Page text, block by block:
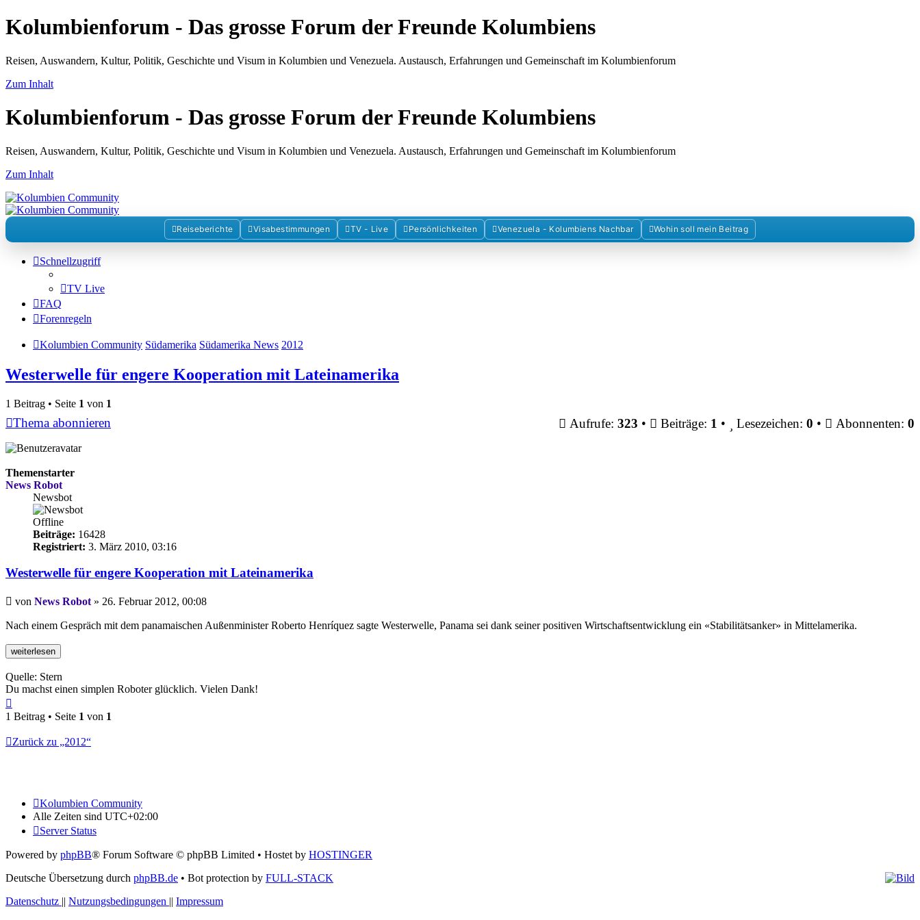
Kolumbienforum - Das grosse Forum der Freunde Kolumbiens
Reisen, Auswandern, Kultur, Politik, Geschichte und Visum in Kolumbien und Venezuela. Austausch, Erfahrungen und Gemeinschaft im Kolumbienforum
Zum Inhalt
Kolumbienforum - Das grosse Forum der Freunde Kolumbiens
Reisen, Auswandern, Kultur, Politik, Geschichte und Visum in Kolumbien und Venezuela. Austausch, Erfahrungen und Gemeinschaft im Kolumbienforum
Zum Inhalt
Reiseberichte Visabestimmungen TV - Live Persönlichkeiten Venezuela - Kolumbiens Nachbar Wohin soll mein Beitrag
Schnellzugriff
TV Live
FAQ
Forenregeln
Kolumbien Community Südamerika Südamerika News 2012
Westerwelle für engere Kooperation mit Lateinamerika
1 Beitrag • Seite 1 von 1
Thema abonnieren Aufrufe: 323 • Beiträge: 1 • Lesezeichen: 0 • Abonnenten: 0
Themenstarter
News Robot
Newsbot
Offline
Beiträge: 16428
Registriert: 3. März 2010, 03:16
Westerwelle für engere Kooperation mit Lateinamerika
Beitrag
von News Robot » 26. Februar 2012, 00:08
Nach einem Gespräch mit dem panamaischen Außenminister Roberto Henríquez sagte Westerwelle, Panama sei dank seiner positiven Wirtschaftsentwicklung ein «Stabilitätsanker» in Mittelamerika.
Quelle: Stern
Du machst einen simplen Roboter glücklich. Vielen Dank!
oben
1 Beitrag • Seite 1 von 1
Zurück zu „2012“
Kolumbien Community
Alle Zeiten sind UTC+02:00
Server Status
Powered by phpBB® Forum Software © phpBB Limited • Hostet by HOSTINGER
Deutsche Übersetzung durch phpBB.de • Bot protection by FULL-STACK
Datenschutz || Nutzungsbedingungen || Impressum